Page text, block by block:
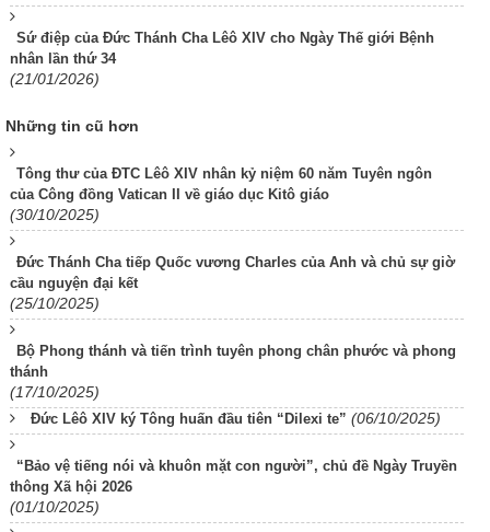
Sứ điệp của Đức Thánh Cha Lêô XIV cho Ngày Thế giới Bệnh
nhân lần thứ 34
(21/01/2026)
Những tin cũ hơn
Tông thư của ĐTC Lêô XIV nhân kỷ niệm 60 năm Tuyên ngôn
của Công đồng Vatican II về giáo dục Kitô giáo
(30/10/2025)
Đức Thánh Cha tiếp Quốc vương Charles của Anh và chủ sự giờ
cầu nguyện đại kết
(25/10/2025)
Bộ Phong thánh và tiến trình tuyên phong chân phước và phong
thánh
(17/10/2025)
Đức Lêô XIV ký Tông huấn đầu tiên “Dilexi te” (06/10/2025)
“Bảo vệ tiếng nói và khuôn mặt con người”, chủ đề Ngày Truyền
thông Xã hội 2026
(01/10/2025)